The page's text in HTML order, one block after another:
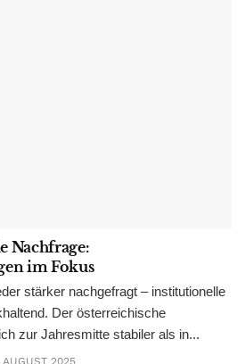
Nachfrage:
im Fokus
stärker nachgefragt – institutionelle
Der österreichische
zur Jahresmitte stabiler als in...